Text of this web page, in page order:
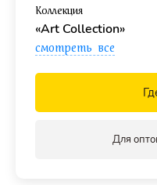
Размер собранного
Для детейот 8 лет и
С этим пазлом покупают
Коллекция
«Art Collection»
смотреть все
Для